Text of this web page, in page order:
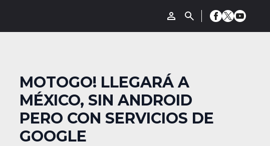
MOTOGO! LLEGARÁ A
MÉXICO, SIN ANDROID
PERO CON SERVICIOS DE
GOOGLE